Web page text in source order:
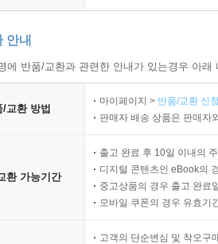
안내
에 반품/교환과 관련한 안내가 있는경우 아
/교환 방법
마이페이지 > 반품/교환 신
판매자 배송 상품은 판매자
환 가능기간
출고 완료 후 10일 이내의
디지털 콘텐츠인 eBook의
중고상품의 경우 출고 완료
모바일 쿠폰의 경우 유효기
고객의 단순변심 및 착오구